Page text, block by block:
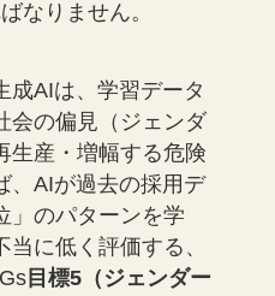
なりません。
成AIは、学習データ
会の偏見（ジェンダ
生産・増幅する危険
、AIが過去の採用デ
」のパターンを学
に低く評価する、
目標5（ジェンダー